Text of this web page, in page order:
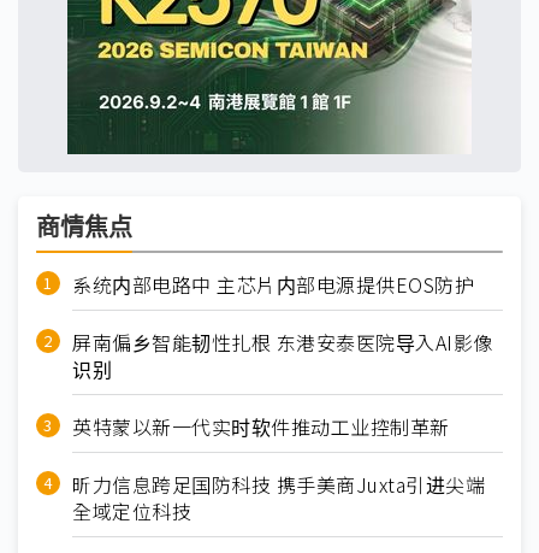
商情焦点
系统内部电路中 主芯片内部电源提供EOS防护
屏南偏乡智能韧性扎根 东港安泰医院导入AI影像
识别
英特蒙以新一代实时软件推动工业控制革新
昕力信息跨足国防科技 携手美商Juxta引进尖端
全域定位科技